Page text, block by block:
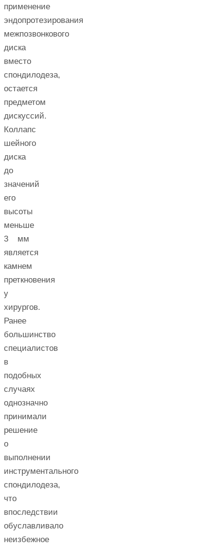
применение
эндопротезирования
межпозвонкового
диска
вместо
спондилодеза,
остается
предметом
дискуссий.
Коллапс
шейного
диска
до
значений
его
высоты
меньше
3 мм
является
камнем
преткновения
у
хирургов.
Ранее
большинство
специалистов
в
подобных
случаях
однозначно
принимали
решение
о
выполнении
инструментального
спондилодеза,
что
впоследствии
обуславливало
неизбежное